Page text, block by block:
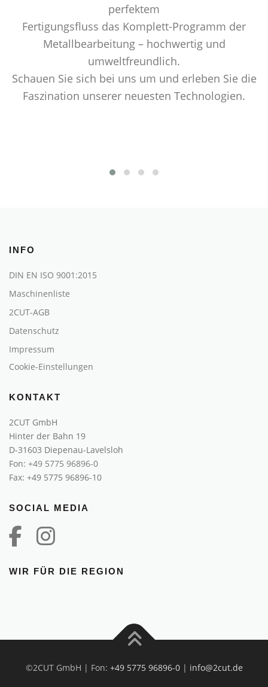
perfektem
Fertigungsfluss das Komplett-Programm der
Metallbearbeitung – hochwertig und
umweltfreundlich.
Schauen Sie sich bei uns um und erleben Sie die
Faszination unserer neuesten Technologien.
INFO
DIN EN ISO 9001:2015
Maschinenliste
2CUT-AGB
Datenschutz
Impressum
Cookie-Einstellungen
KONTAKT
2CUT GmbH
Hinter der Bahn 19
D-31603 Diepenau-Lavelsloh
Fon: +49 5775 96896-0
Fax: +49 5775 96896-10
SOCIAL MEDIA
WIR FÜR DIE REGION
©2CUT GmbH | Fon: +49 5775 96896-0| info@2cut.de